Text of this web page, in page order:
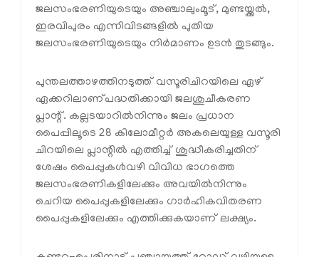
ജലസംഭരണിയുടെയും അഞ്ചാലുംമൂട്, മുണ്ടയ്ക്കല്‍,
ഇരവിപുരം എന്നിവിടങ്ങളില്‍ പുതിയ
ജലസംഭരണിയുടെയും നിര്‍മാണം ഉടന്‍ തുടങ്ങും.
പുന്തലത്താഴത്തിനടുത്ത് വസൂരിചിറയിലെ ഏഴ്
ഏക്കറിലാണ്പദ്ധതിക്കായി ജലശുചീകരണ
പ്ലാന്റ്. കല്ലടയാറില്‍നിന്നും ജലം പ്രധാന
പൈപ്പിലൂടെ 28 കിലോമീറ്റര്‍ അകലെയുള്ള വസൂരി
ചിറയിലെ പ്ലാന്റില്‍ എത്തിച്ച് ശുദ്ധീകരിച്ചതിന്
ശേഷം പൈപ്പുകള്‍വഴി വിവിധ ഭാഗത്തെ
ജലസംഭരണികളിലേക്കും അവയില്‍നിന്നും
ചെറിയ പൈപ്പുകളിലേക്കും ഗാര്‍ഹികവിതരണ
പൈപ്പുകളിലേക്കും എത്തിക്കുകയാണ് ലക്ഷ്യം.